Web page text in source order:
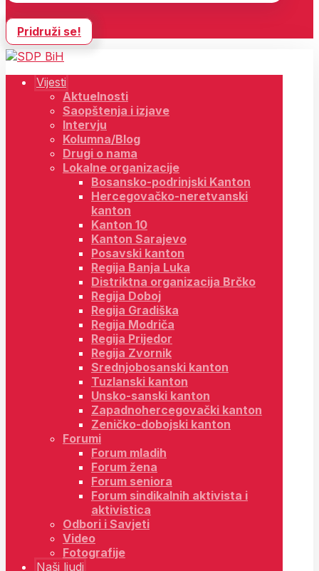
Pridruži se!
Vijesti
Aktuelnosti
Saopštenja i izjave
Intervju
Kolumna/Blog
Drugi o nama
Lokalne organizacije
Bosansko-podrinjski Kanton
Hercegovačko-neretvanski
kanton
Kanton 10
Kanton Sarajevo
Posavski kanton
Regija Banja Luka
Distriktna organizacija Brčko
Regija Doboj
Regija Gradiška
Regija Modriča
Regija Prijedor
Regija Zvornik
Srednjobosanski kanton
Tuzlanski kanton
Unsko-sanski kanton
Zapadnohercegovački kanton
Zeničko-dobojski kanton
Forumi
Forum mladih
Forum žena
Forum seniora
Forum sindikalnih aktivista i
aktivistica
Odbori i Savjeti
Video
Fotografije
Naši ljudi